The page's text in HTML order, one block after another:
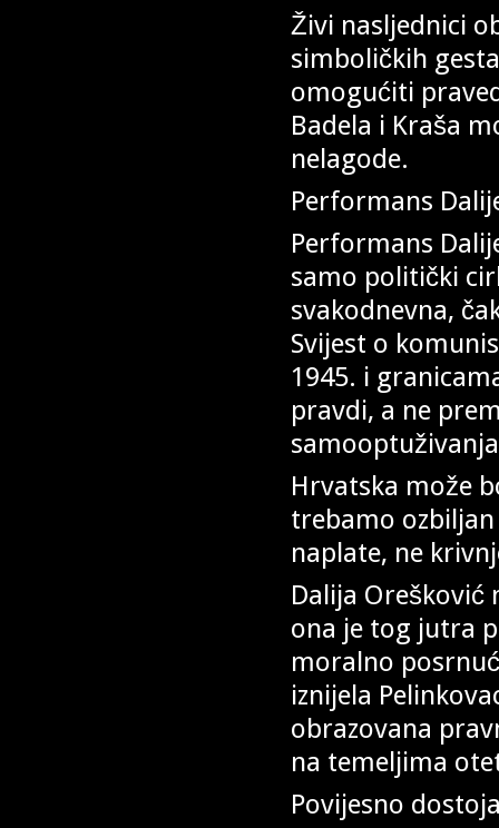
Živi nasljednici
simboličkih
omogućiti
Badela i Kraša
nelagode.
Performans
Performans
samo politički
svakodnevna,
Svijest o
1945. i
pravdi, a ne
Hrvatska može
trebamo
naplate, ne
Dalija
ona je tog jutra
moralno
iznijela
obrazovana
na temeljima
Povijesno